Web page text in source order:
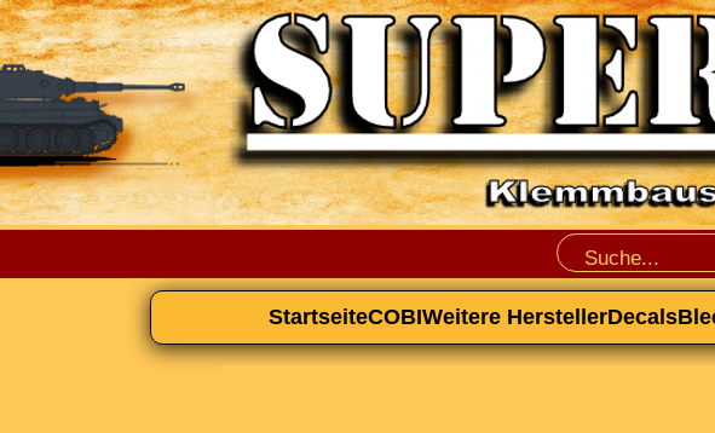
StartseiteCOBIWeitere HerstellerDecals